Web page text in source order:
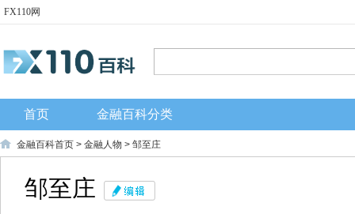
FX110网
首页 金融百科分类
金融百科首页 > 金融人物 > 邹至庄
邹至庄